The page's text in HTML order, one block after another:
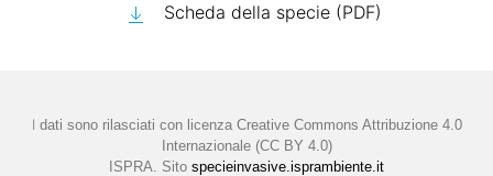
Scheda della specie (PDF)
I dati sono rilasciati con licenza Creative Commons Attribuzione 4.0
Internazionale (CC BY 4.0)
ISPRA. Sito specieinvasive.isprambiente.it